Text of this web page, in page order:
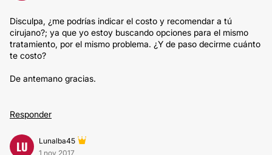
Disculpa, ¿me podrías indicar el costo y recomendar a tú
cirujano?; ya que yo estoy buscando opciones para el mismo
tratamiento, por el mismo problema. ¿Y de paso decirme cuánto
te costo?
De antemano gracias.
Responder
LU
Lunalba45
1 nov 2017